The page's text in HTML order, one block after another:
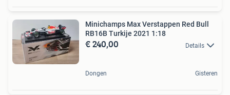
Minichamps Max Verstappen Red Bull
RB16B Turkije 2021 1:18
€ 240,00 Details
Dongen Gisteren